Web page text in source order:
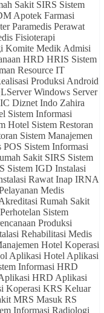
Sakit SIRS Sistem
Apotek Farmasi
Paramedis Perawat
Fisioterapi
Komite Medik Admisi
HRD HRIS Sistem
Resource IT
Produksi Android
Windows Server
Diznet Indo Zahira
Sistem Informasi
Hotel Sistem Restoran
Sistem Manajemen
POS Sistem Informasi
Sakit SIRS Sistem
Sistem IGD Instalasi
Rawat Inap IRNA
Medis
Rumah Sakit
Sistem
Produksi
Rehabilitasi Medis
Hotel Koperasi
Aplikasi Hotel Aplikasi
Informasi HRD
HRD Aplikasi
Koperasi KRS Keluar
MRS Masuk RS
Informasi Radiologi